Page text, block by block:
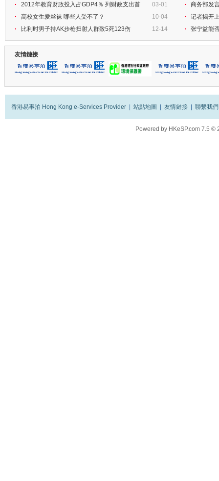
03-01
2012年教育财政投入占GDP4％ 列财政支出首
位
商务部发
10-04
高校女生爱丝袜 哪些人受不了？
记者揭开
12-14
比利时男子持AK步枪扫射人群致5死123伤 张宁益能
友情鏈接
香港易事泊 Hong Kong e-Services Provider | 站點地圖 | 友情鏈接 | 聯繫我們
Powered by HKeSP.com 7.5 ©